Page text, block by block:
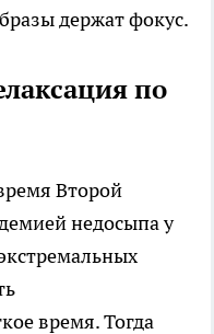
держат фокус.
по
Второй
недосыпа у
время. Тогда